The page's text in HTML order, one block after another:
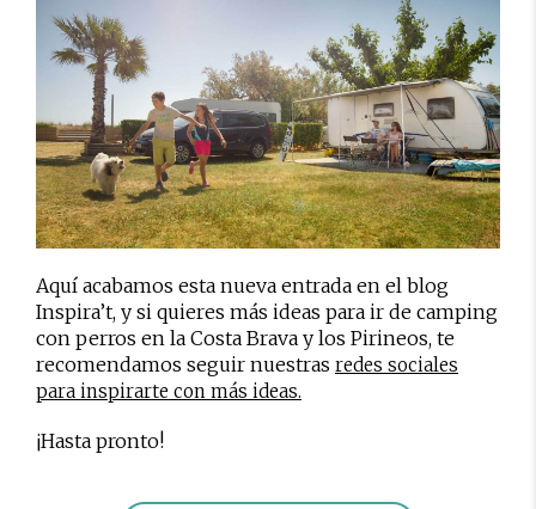
Aquí acabamos esta nueva entrada en el blog
Inspira’t, y si quieres más ideas para ir de camping
con perros en la Costa Brava y los Pirineos, te
recomendamos seguir nuestras redes sociales
para inspirarte con más ideas.
¡Hasta pronto!